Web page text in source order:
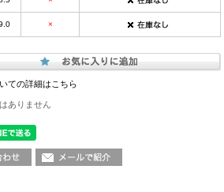
×
ての詳細はこちら
ありません